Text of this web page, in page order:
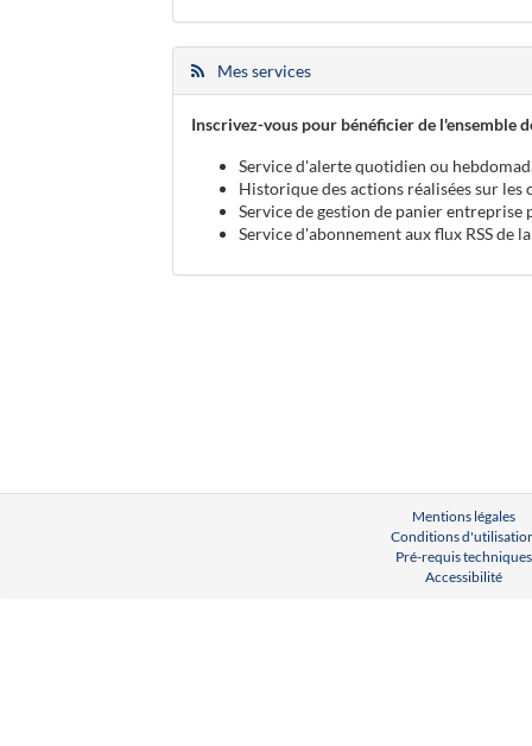
Mes services
Inscrivez-vous pour bénéficier de l'ensemble
Service d'alerte quotidien ou
Historique des actions réalisées sur les
Service de gestion de panier entreprise
Service d'abonnement aux flux RSS de
Mentions légales
Conditions
Pré-requis techniques
Accessibilité